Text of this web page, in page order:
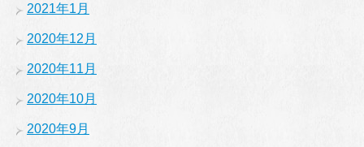
2021年1月
2020年12月
2020年11月
2020年10月
2020年9月